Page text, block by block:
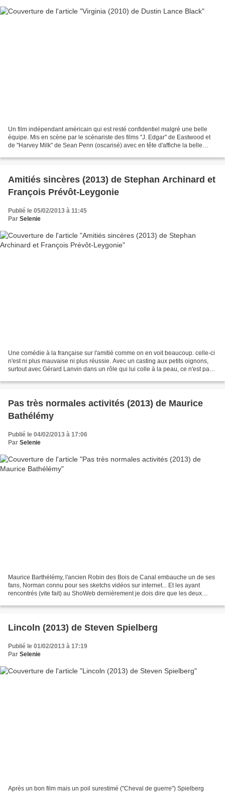
Un film indépendant américain qui est resté confidentiel malgré une belle
équipe. Mis en scène par le scénariste des films "J. Edgar" de Eastwood et
de "Harvey Milk" de Sean Penn (oscarisé) avec en tête d'affiche la belle
Amitiés sincères (2013) de Stephan Archinard et
François Prévôt-Leygonie
Publié le 05/02/2013 à 11:45
Par Selenie
Une comédie à la française sur l'amitié comme on en voit beaucoup. celle-ci
n'est ni plus mauvaise ni plus réussie. Avec un casting aux petits oignons,
surtout avec Gérard Lanvin dans un rôle qui lui colle à la peau, ce n'est pas
Pas très normales activités (2013) de Maurice
Bathélémy
Publié le 04/02/2013 à 17:06
Par Selenie
Maurice Barthélémy, l'ancien Robin des Bois de Canal embauche un de ses
fans, Norman connu pour ses sketchs vidéos sur internet... Et les ayant
rencontrés (vite fait) au ShoWeb dernièrement je dois dire que les deux
Lincoln (2013) de Steven Spielberg
Publié le 01/02/2013 à 17:19
Par Selenie
Après un bon film mais un poil surestimé ("Cheval de guerre") Spielberg